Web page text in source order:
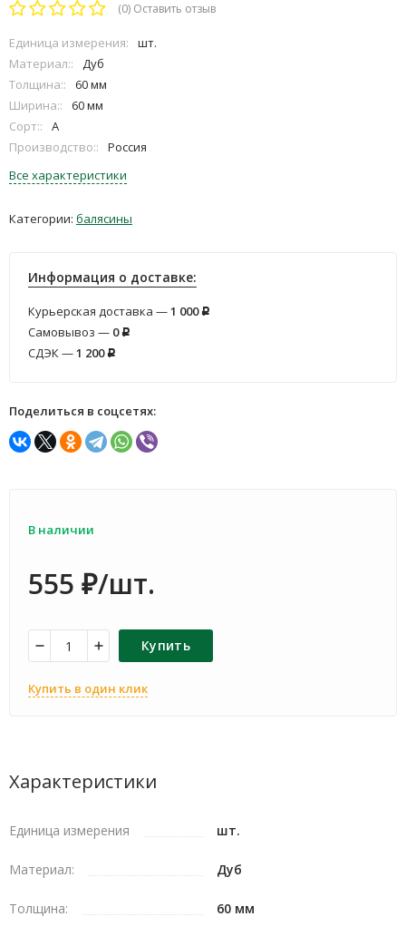
(0) Оставить отзыв
Единица измерения:
шт.
Материал::
Дуб
Толщина::
60 мм
Ширина::
60 мм
Сорт::
A
Производство::
Россия
Все характеристики
Категории: балясины
Информация о доставке:
Курьерская доставка —1 000 Р
Самовывоз — 0 Р
СДЭК —1 200 Р
Поделиться в соцсетях:
В наличии
555 ₽/шт.
Купить
Купить в один клик
Характеристики
Единица измерения шт.
Материал: Дуб
Толщина: 60 мм